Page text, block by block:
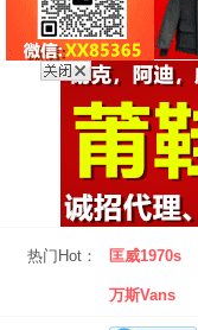
热门Hot： 匡威1970s
万斯Vans